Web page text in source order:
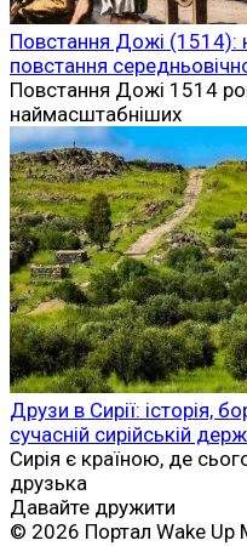
Повстання Дожі (1514):
повстання
Повстання Дожі 1514
наймасштабніших
Друзи в Сирії: історія,
сучасній сирійській
Сирія є країною, де
друзька
Давайте дружити
© 2026 Портал Wake Up